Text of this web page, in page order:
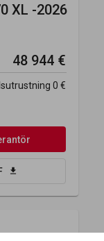
XL -2026
48 944 €
0 €
download